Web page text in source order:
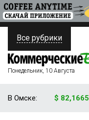
ПОЛИТИКА
ФИНАНСЫ
Все рубрики
Понедельник, 10 Августа
В Омске: $ 82,1665